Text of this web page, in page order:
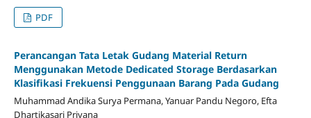
PDF
Perancangan Tata Letak Gudang Material Return
Menggunakan Metode Dedicated Storage Berdasarkan
Klasifikasi Frekuensi Penggunaan Barang Pada Gudang
Muhammad Andika Surya Permana, Yanuar Pandu Negoro, Efta
Dhartikasari Priyana